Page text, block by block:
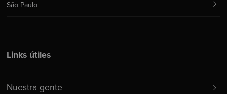
Links útiles
Nuestra gente
São Paulo